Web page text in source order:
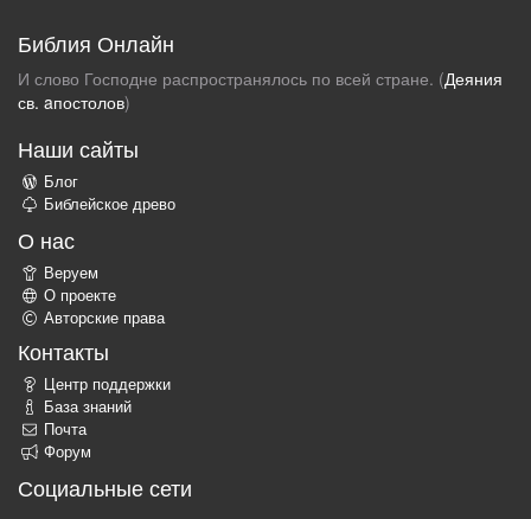
Библия Онлайн
И слово Господне распространялось по всей стране. (Деяния
св. aпостолов)
Наши сайты
Блог
Библейское древо
О нас
Веруем
О проекте
Авторские права
Контакты
Центр поддержки
База знаний
Почта
Форум
Социальные сети